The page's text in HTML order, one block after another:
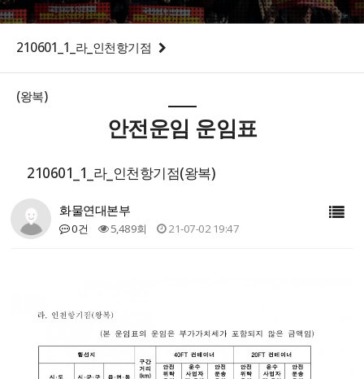
210601_1_라_인천항기점
(왕복)
안전운임 운임표
210601_1_라_인천항기점(왕복)
화물연대본부
0건 5,489회 21-07-02 19:47